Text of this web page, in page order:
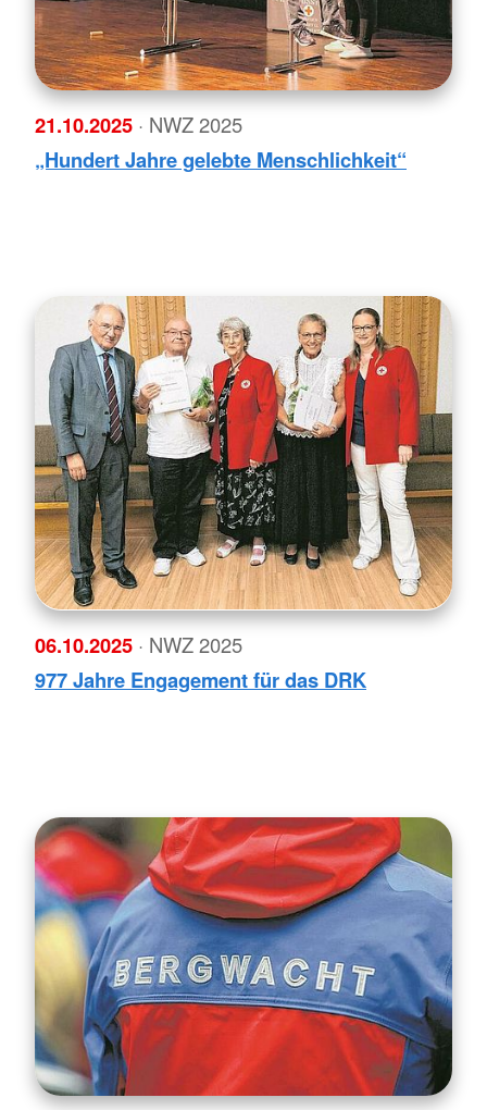
21.10.2025 · NWZ 2025
„Hundert Jahre gelebte Menschlichkeit“
06.10.2025 · NWZ 2025
977 Jahre Engagement für das DRK